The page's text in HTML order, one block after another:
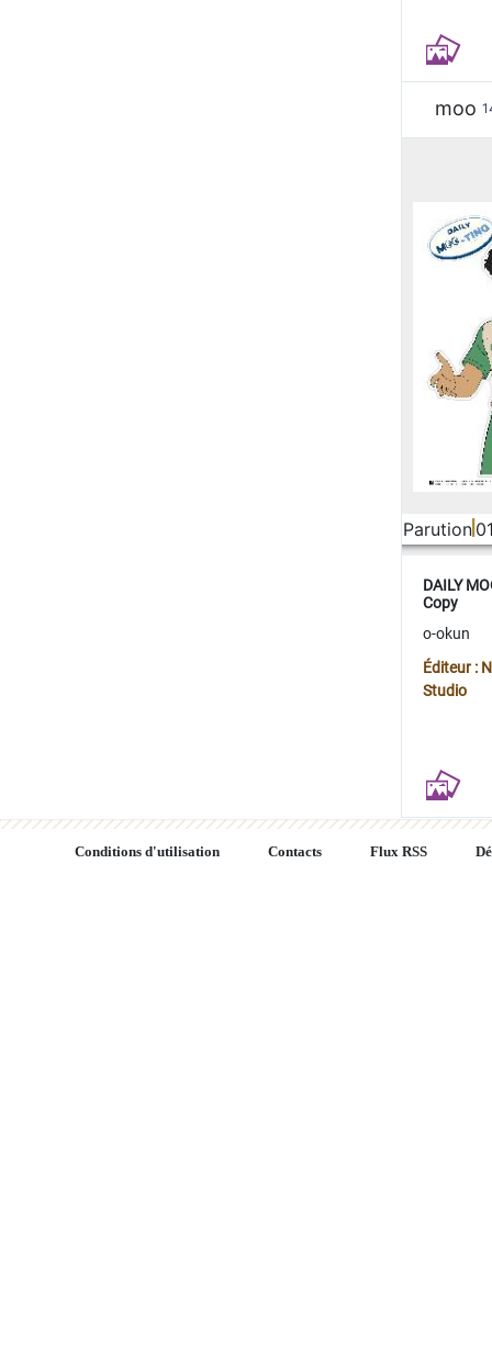
moo
Parution
DAILY
Copy
o-okun
Éditeur :
Studio
Conditions d'utilisation Contacts Flux RSS